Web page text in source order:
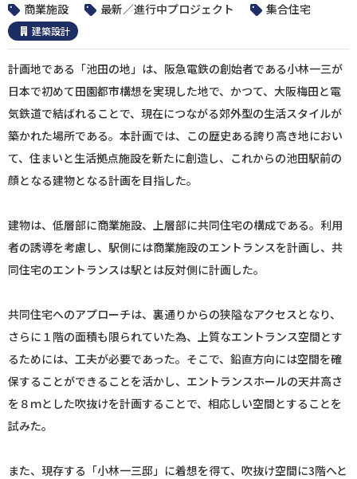
商業施設 最新／進行中プロジェクト 集合住宅
建築設計
計画地である「池田の地」は、阪急電鉄の創始者である小林一三が
日本で初めて田園都市構想を実現した地で、かつて、大阪梅田と電
気鉄道で結ばれることで、現在につながる郊外型の生活スタイルが
築かれた場所である。本計画では、この歴史ある誇り高き地におい
て、住まいと生活拠点施設を新たに創造し、これからの池田駅前の
顔となる建物となる計画を目指した。
建物は、低層部に商業施設、上層部に共同住宅の構成である。利用
者の誘導を考慮し、駅側には商業施設のエントランスを計画し、共
同住宅のエントランスは駅とは反対側に計画した。
共同住宅へのアプローチは、裏通りからの狭隘なアクセスとなり、
さらに１階の面積も限られていた為、上質なエントランス空間とす
るためには、工夫が必要であった。そこで、鉛直方向には空間を確
保することができることを活かし、エントランスホールの天井高さ
を８ｍとした吹抜けを計画することで、相応しい空間とすることを
試みた。
また、現存する「小林一三邸」に着想を得て、吹抜け空間に3階へと